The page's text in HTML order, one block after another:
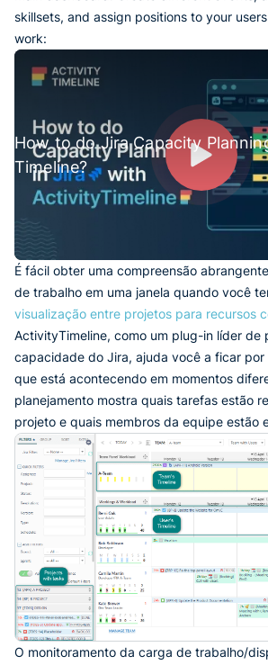
skillsets, and assign positions to your
work:
How to do Jira Capacity
Timeline?
É fácil obter uma compreensão
de trabalho em uma janela quando você
visualização entre projetos para recursos
ActivityTimeline, como um plug-in líder de
capacidade do Jira, ajuda você a ficar
que está acontecendo em momentos
planejamento mostra quais tarefas estão
projeto e quais membros da equipe estão
O monitoramento da carga de trabalho/